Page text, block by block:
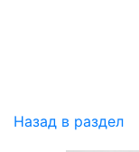
Назад в раздел